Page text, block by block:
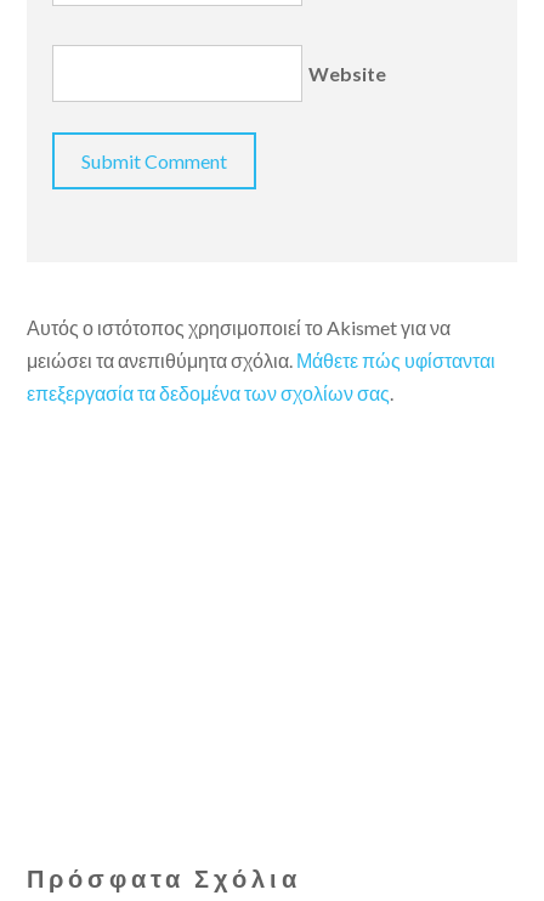
Website
Αυτός ο ιστότοπος χρησιμοποιεί το Akismet για να
μειώσει τα ανεπιθύμητα σχόλια. Μάθετε πώς υφίστανται
επεξεργασία τα δεδομένα των σχολίων σας
Πρόσφατα Σχόλια